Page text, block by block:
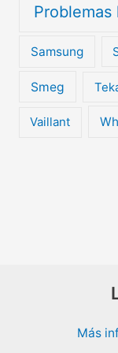
Samsung
Smeg
Vaillant
Más